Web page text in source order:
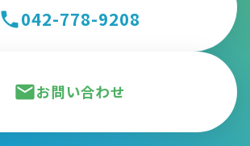
phone042-778-9208
mailお問い合わせ